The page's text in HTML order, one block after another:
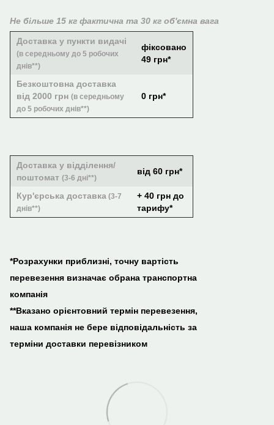
Не більше 15 кг фактична та 30 кг об'ємна вага
Доставка у пункти видачі
(в середньому до 5 робочих
днів**)
фіксовано
49 грн*
Безкоштовна доставка
від 2000 грн (в середньому
до 5 робочих днів**)
0 грн*
Доставка у відділення/
поштомат (3-6 дні**)
від 60 грн*
Кур'єрська доставка (3-7
днів**)
+ 40 грн до
тарифу*
*Розрахунки приблизні, точну вартість
перевезення визначає обрана транспортна
компанія
**Вказано орієнтовний термін перевезення,
наша компанія не бере відповідальність за
терміни доставки перевізником